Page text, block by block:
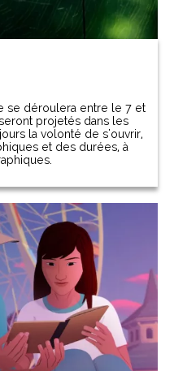
se déroulera entre le 7 et
projetés dans les
la volonté de s'ouvrir,
et des durées, à